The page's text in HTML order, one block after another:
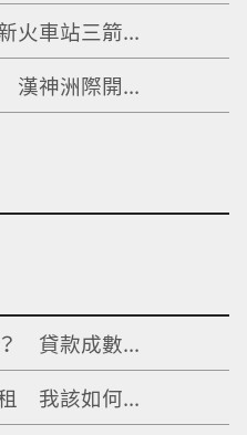
火車站三箭...
漢神洲際開...
貸款成數...
我該如何...